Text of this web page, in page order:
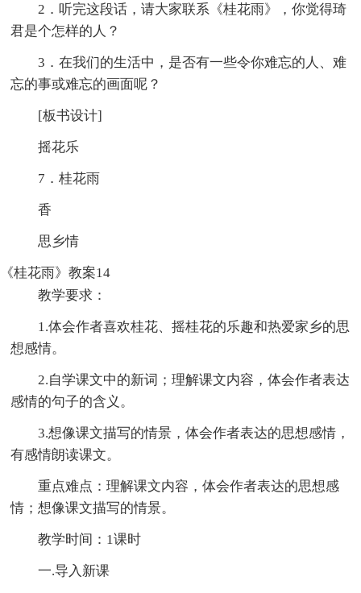
2．听完这段话，请大家联系《桂花雨》，你觉得琦
君是个怎样的人？
3．在我们的生活中，是否有一些令你难忘的人、难
忘的事或难忘的画面呢？
[板书设计]
摇花乐
7．桂花雨
香
思乡情
《桂花雨》教案14
教学要求：
1.体会作者喜欢桂花、摇桂花的乐趣和热爱家乡的思
想感情。
2.自学课文中的新词；理解课文内容，体会作者表达
感情的句子的含义。
3.想像课文描写的情景，体会作者表达的思想感情，
有感情朗读课文。
重点难点：理解课文内容，体会作者表达的思想感
情；想像课文描写的情景。
教学时间：1课时
一.导入新课